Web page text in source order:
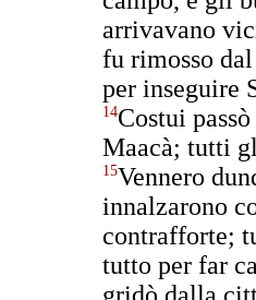
arrivavano
fu rimosso
per inseguire
14Costui
Maacà; tutti
15Vennero
innalzarono
contrafforte;
tutto per far